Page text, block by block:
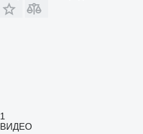
1
ВИДЕО